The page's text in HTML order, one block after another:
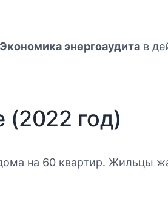
Экономика энергоаудита в
(2022 год)
на 60 квартир. Жильцы